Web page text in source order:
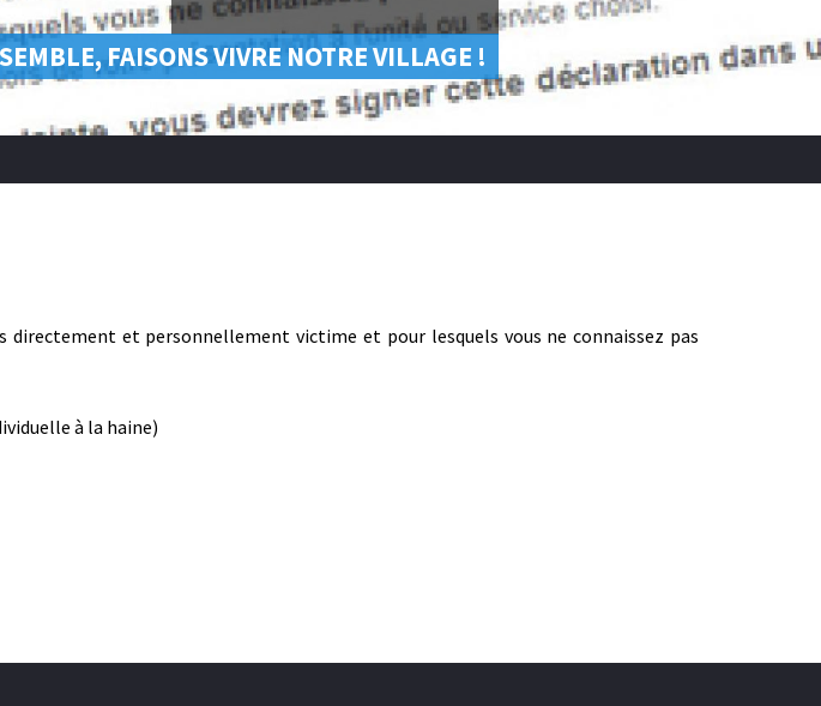
FAISONS VIVRE NOTRE VILLAGE !
et personnellement victime et pour lesquels vous ne connaissez pas
à la haine)